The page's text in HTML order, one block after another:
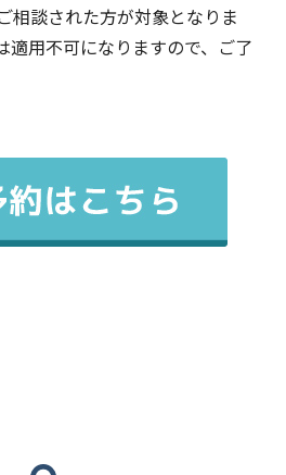
相談された方が対象となりま
適用不可になりますので、ご了